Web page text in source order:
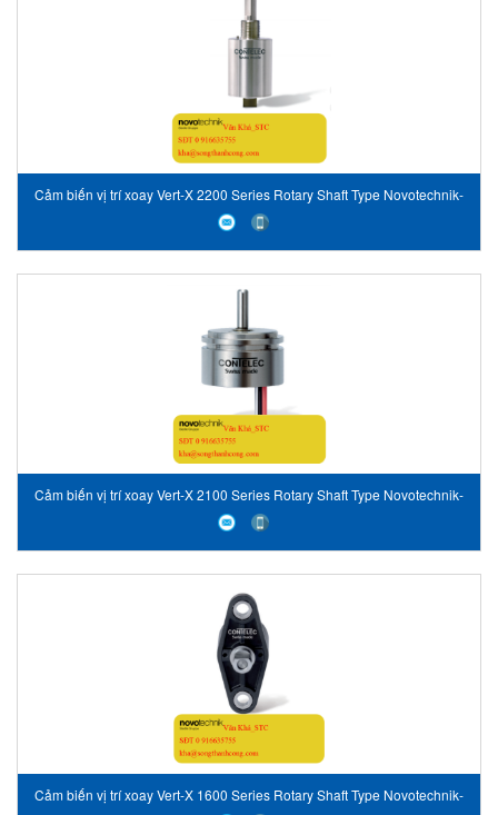
Cảm biến vị trí xoay Vert-X 2200 Series Rotary Shaft Type Novotechnik-
Vietnam
Cảm biến vị trí xoay Vert-X 2100 Series Rotary Shaft Type Novotechnik-
Vietnam
Cảm biến vị trí xoay Vert-X 1600 Series Rotary Shaft Type Novotechnik-